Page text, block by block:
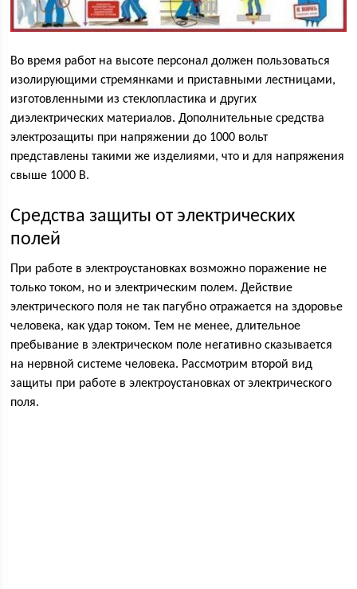
Во время работ на высоте персонал должен пользоваться
изолирующими стремянками и приставными лестницами,
изготовленными из стеклопластика и других
диэлектрических материалов. Дополнительные средства
электрозащиты при напряжении до 1000 вольт
представлены такими же изделиями, что и для напряжения
свыше 1000 В.
Средства защиты от электрических
полей
При работе в электроустановках возможно поражение не
только током, но и электрическим полем. Действие
электрического поля не так пагубно отражается на здоровье
человека, как удар током. Тем не менее, длительное
пребывание в электрическом поле негативно сказывается
на нервной системе человека. Рассмотрим второй вид
защиты при работе в электроустановках от электрического
поля.